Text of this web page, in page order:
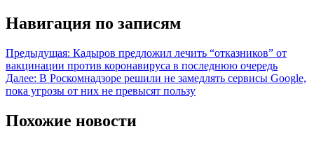
Навигация по записям
Предыдущая: Кадыров предложил лечить “отказников” от
вакцинации против коронавируса в последнюю очередь
Далее: В Роскомнадзоре решили не замедлять сервисы Google,
пока угрозы от них не превысят пользу
Похожие новости